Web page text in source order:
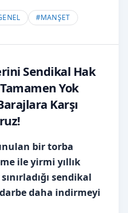
#MANŞET
Sendikal Hak
Yok
Karşı
bir torba
ile yirmi yıllık
sendikal
daha indirmeyi